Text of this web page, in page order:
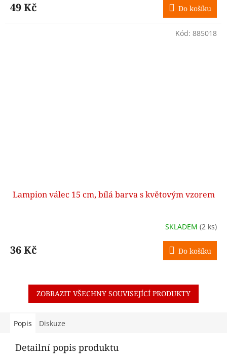
49 Kč Do košíku
Lampion válec 15 cm, bílá barva s květovým vzorem
SKLADEM (2 ks)
36 Kč Do košíku
Kód: 885018
ZOBRAZIT VŠECHNY SOUVISEJÍCÍ PRODUKTY
Popis Diskuze
Detailní popis produktu